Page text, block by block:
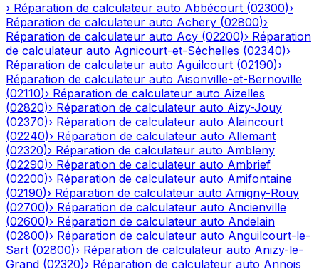
› Réparation de calculateur auto Abbécourt (02300)›
Réparation de calculateur auto Achery (02800)›
Réparation de calculateur auto Acy (02200)› Réparation
de calculateur auto Agnicourt-et-Séchelles (02340)›
Réparation de calculateur auto Aguilcourt (02190)›
Réparation de calculateur auto Aisonville-et-Bernoville
(02110)› Réparation de calculateur auto Aizelles
(02820)› Réparation de calculateur auto Aizy-Jouy
(02370)› Réparation de calculateur auto Alaincourt
(02240)› Réparation de calculateur auto Allemant
(02320)› Réparation de calculateur auto Ambleny
(02290)› Réparation de calculateur auto Ambrief
(02200)› Réparation de calculateur auto Amifontaine
(02190)› Réparation de calculateur auto Amigny-Rouy
(02700)› Réparation de calculateur auto Ancienville
(02600)› Réparation de calculateur auto Andelain
(02800)› Réparation de calculateur auto Anguilcourt-le-
Sart (02800)› Réparation de calculateur auto Anizy-le-
Grand (02320)› Réparation de calculateur auto Annois